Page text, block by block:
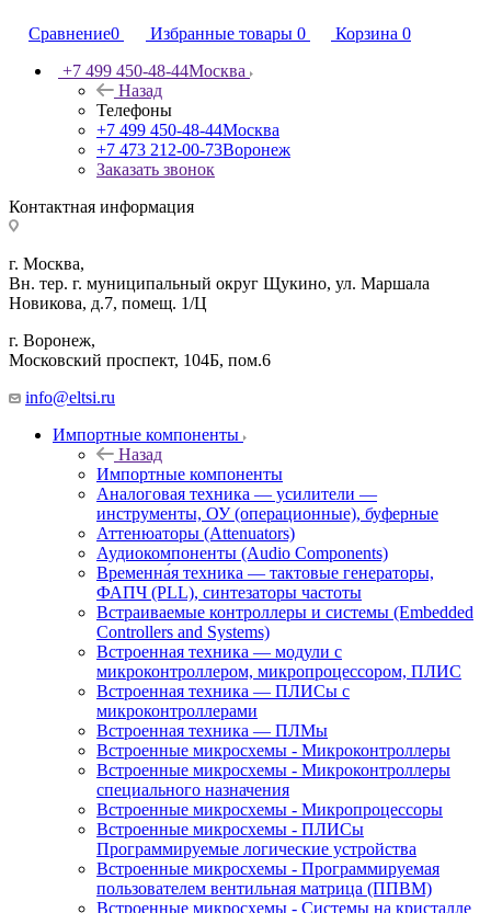
Сравнение0 Избранные товары 0 Корзина 0
+7 499 450-48-44Москва
Назад
Телефоны
+7 499 450-48-44Москва
+7 473 212-00-73Воронеж
Заказать звонок
Контактная информация
г. Москва,
Вн. тер. г. муниципальный округ Щукино, ул. Маршала
Новикова, д.7, помещ. 1/Ц
г. Воронеж,
​Московский проспект, 104Б, пом.6
info@eltsi.ru
Импортные компоненты
Назад
Импортные компоненты
Аналоговая техника — усилители —
инструменты, ОУ (операционные), буферные
Аттенюаторы (Attenuators)
Аудиокомпоненты (Audio Components)
Временна́я техника — тактовые генераторы,
ФАПЧ (PLL), синтезаторы частоты
Встраиваемые контроллеры и системы (Embedded
Controllers and Systems)
Встроенная техника — модули с
микроконтроллером, микропроцессором, ПЛИС
Встроенная техника — ПЛИСы с
микроконтроллерами
Встроенная техника — ПЛМы
Встроенные микросхемы - Микроконтроллеры
Встроенные микросхемы - Микроконтроллеры
специального назначения
Встроенные микросхемы - Микропроцессоры
Встроенные микросхемы - ПЛИСы
Программируемые логические устройства
Встроенные микросхемы - Программируемая
пользователем вентильная матрица (ППВМ)
Встроенные микросхемы - Системы на кристалле